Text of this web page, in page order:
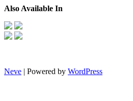
Also Available In
Neve | Powered by WordPress